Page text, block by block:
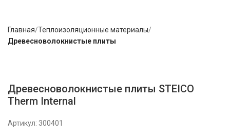
Главная Теплоизоляционные материалы
Древесноволокнистые плиты
Древесноволокнистые плиты STEICO
Therm Internal
Артикул: 300401